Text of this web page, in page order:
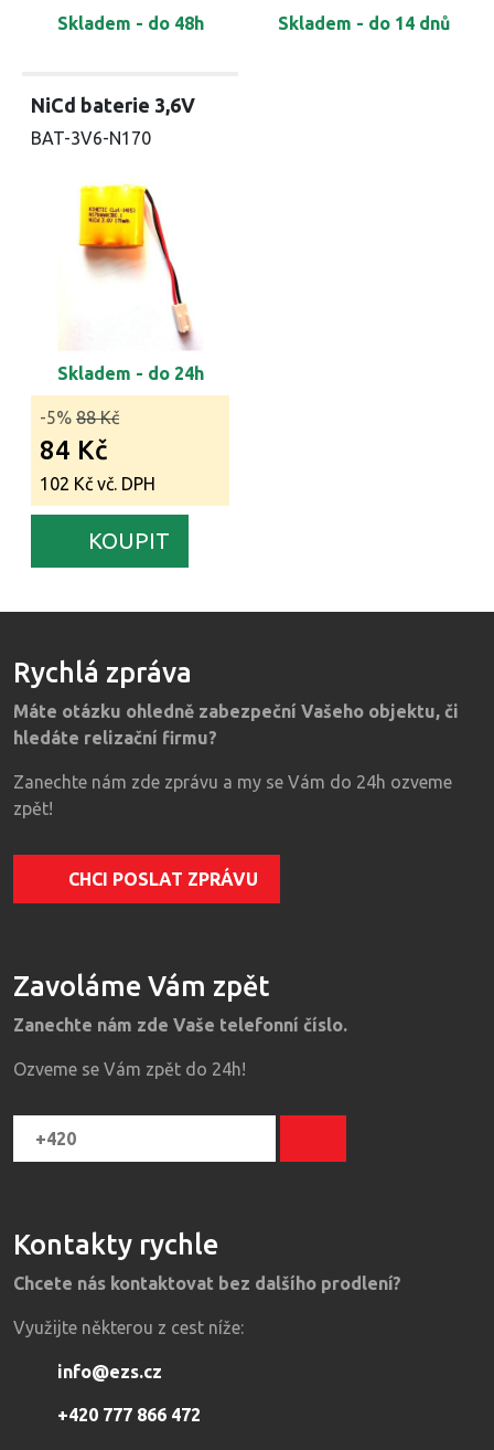
Skladem - do 48h Skladem - do 14 dnů
NiCd baterie 3,6V
BAT-3V6-N170
Skladem - do 24h
-5% 88 Kč
84 Kč
102 Kč vč. DPH
KOUPIT
Rychlá zpráva
Máte otázku ohledně zabezpeční Vašeho objektu, či
hledáte relizační firmu?
Zanechte nám zde zprávu a my se Vám do 24h ozveme
zpět!
CHCI POSLAT ZPRÁVU
Zavoláme Vám zpět
Zanechte nám zde Vaše telefonní číslo.
Ozveme se Vám zpět do 24h!
Kontakty rychle
Chcete nás kontaktovat bez dalšího prodlení?
Využijte některou z cest níže:
info@ezs.cz
+420 777 866 472